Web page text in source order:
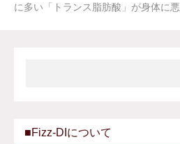
に多い「トランス脂肪酸」が身体に
■Fizz-DIについて